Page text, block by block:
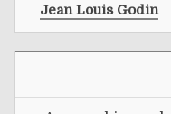
Jean Louis Godin